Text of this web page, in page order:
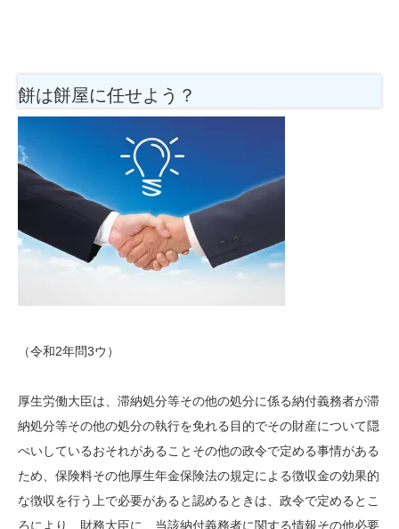
餅は餅屋に任せよう？
（令和2年問3ウ）
厚生労働大臣は、滞納処分等その他の処分に係る納付義務者が滞
納処分等その他の処分の執行を免れる目的でその財産について隠
ぺいしているおそれがあることその他の政令で定める事情がある
ため、保険料その他厚生年金保険法の規定による徴収金の効果的
な徴収を行う上で必要があると認めるときは、政令で定めるとこ
ろにより、財務大臣に、当該納付義務者に関する情報その他必要